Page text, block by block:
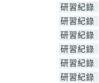
研習紀錄
研習紀錄
研習紀錄
研習紀錄
研習紀錄
研習紀錄